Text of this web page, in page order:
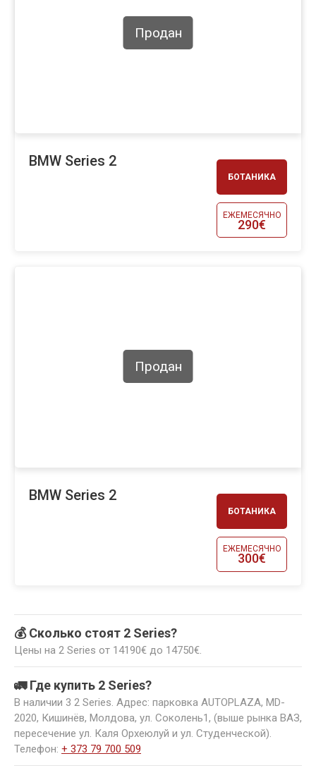
БОТАНИКА
ЕЖЕМЕСЯЧНО
290€
Продан
BMW Series 2
БОТАНИКА
ЕЖЕМЕСЯЧНО
300€
Продан
BMW Series 2
💰 Сколько стоят 2 Series?
Цены на 2 Series от 14190€ до 14750€.
🚛 Где купить 2 Series?
В наличии 3 2 Series. Адрес: парковка AUTOPLAZA, MD-
2020, Кишинёв, Молдова, ул. Соколень1, (выше рынка ВАЗ,
пересечение ул. Каля Орхеюлуй и ул. Студенческой).
Телефон: + 373 79 700 509